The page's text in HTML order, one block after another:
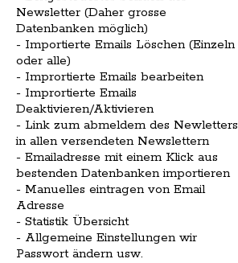
Newsletter (Daher grosse
Datenbanken möglich)
- Importierte Emails Löschen (Einzeln
oder alle)
- Imprortierte Emails bearbeiten
- Imprortierte Emails
Deaktivieren/Aktivieren
- Link zum abmeldem des Newletters
in allen versendeten Newslettern
- Emailadresse mit einem Klick aus
bestenden Datenbanken importieren
- Manuelles eintragen von Email
Adresse
- Statistik Übersicht
- Allgemeine Einstellungen wir
Passwort ändern usw.